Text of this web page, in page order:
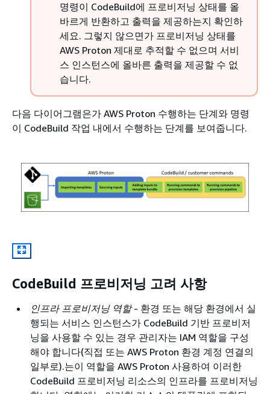
명령이 CodeBuild에 프로비저닝 상태를 올
바르게 반환하고 출력을 제공하는지 확인하
세요. 그렇지 않으면가 프로비저닝 상태를
AWS Proton 제대로 추적할 수 없으며 서비
스 인스턴스에 올바른 출력을 제공할 수 없
습니다.
다음 다이어그램은가 AWS Proton 수행하는 단계와 명령
이 CodeBuild 작업 내에서 수행하는 단계를 보여줍니다.
CodeBuild 프로비저닝 고려 사항
인프라 프로비저닝 역할- 환경 또는 해당 환경에서 실
행되는 서비스 인스턴스가 CodeBuild 기반 프로비저
닝을 사용할 수 있는 경우 관리자는 IAM 역할을 구성
해야 합니다(직접 또는 AWS Proton 환경 계정 연결의
일부로).는이 역할을 AWS Proton 사용하여 이러한
CodeBuild 프로비저닝 리소스의 인프라를 프로비저닝